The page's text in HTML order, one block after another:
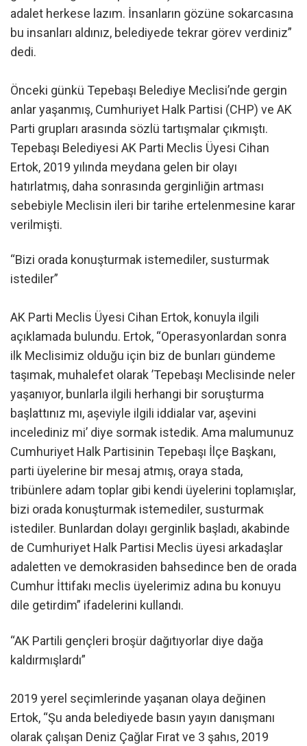
adalet herkese lazım. İnsanların gözüne sokarcasına
bu insanları aldınız, belediyede tekrar görev verdiniz”
dedi.
Önceki günkü Tepebaşı Belediye Meclisi’nde gergin
anlar yaşanmış, Cumhuriyet Halk Partisi (CHP) ve AK
Parti grupları arasında sözlü tartışmalar çıkmıştı.
Tepebaşı Belediyesi AK Parti Meclis Üyesi Cihan
Ertok, 2019 yılında meydana gelen bir olayı
hatırlatmış, daha sonrasında gerginliğin artması
sebebiyle Meclisin ileri bir tarihe ertelenmesine karar
verilmişti.
“Bizi orada konuşturmak istemediler, susturmak
istediler”
AK Parti Meclis Üyesi Cihan Ertok, konuyla ilgili
açıklamada bulundu. Ertok, “Operasyonlardan sonra
ilk Meclisimiz olduğu için biz de bunları gündeme
taşımak, muhalefet olarak ’Tepebaşı Meclisinde neler
yaşanıyor, bunlarla ilgili herhangi bir soruşturma
başlattınız mı, aşeviyle ilgili iddialar var, aşevini
incelediniz mi’ diye sormak istedik. Ama malumunuz
Cumhuriyet Halk Partisinin Tepebaşı İlçe Başkanı,
parti üyelerine bir mesaj atmış, oraya stada,
tribünlere adam toplar gibi kendi üyelerini toplamışlar,
bizi orada konuşturmak istemediler, susturmak
istediler. Bunlardan dolayı gerginlik başladı, akabinde
de Cumhuriyet Halk Partisi Meclis üyesi arkadaşlar
adaletten ve demokrasiden bahsedince ben de orada
Cumhur İttifakı meclis üyelerimiz adına bu konuyu
dile getirdim” ifadelerini kullandı.
“AK Partili gençleri broşür dağıtıyorlar diye dağa
kaldırmışlardı”
2019 yerel seçimlerinde yaşanan olaya değinen
Ertok, “Şu anda belediyede basın yayın danışmanı
olarak çalışan Deniz Çağlar Fırat ve 3 şahıs, 2019